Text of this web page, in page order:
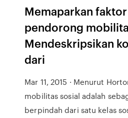
Memaparkan
pendorong
Mendeskripsikan
dari
Mar 11, 2015 · Menurut
mobilitas sosial adalah
berpindah dari satu kelas